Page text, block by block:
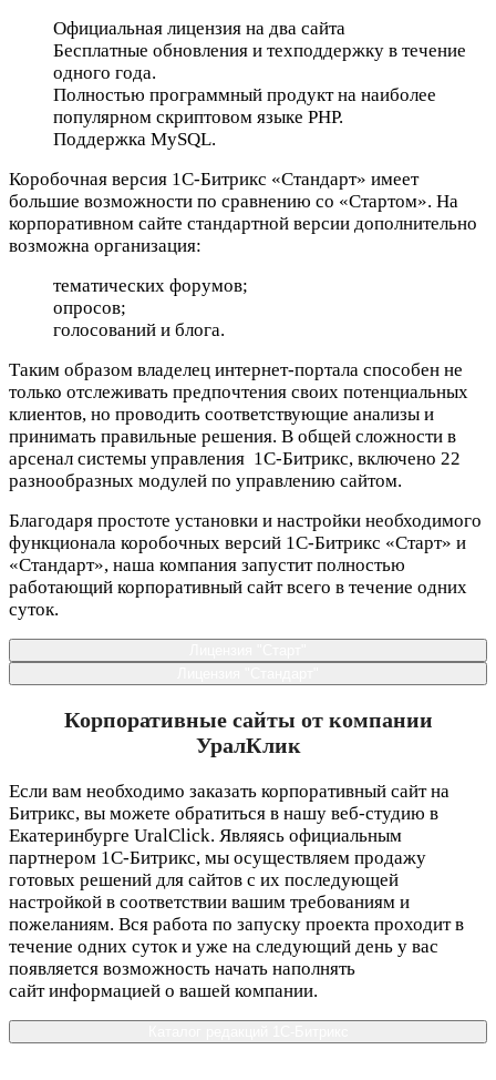
Официальная лицензия на два сайта
Бесплатные обновления и техподдержку в течение
одного года.
Полностью программный продукт на наиболее
популярном скриптовом языке PHP.
Поддержка MySQL.
Коробочная версия 1С-Битрикс «Стандарт» имеет
большие возможности по сравнению со «Стартом». На
корпоративном сайте стандартной версии дополнительно
возможна организация:
тематических форумов;
опросов;
голосований и блога.
Таким образом владелец интернет-портала способен не
только отслеживать предпочтения своих потенциальных
клиентов, но проводить соответствующие анализы и
принимать правильные решения. В общей сложности в
арсенал системы управления 1С-Битрикс, включено 22
разнообразных модулей по управлению сайтом.
Благодаря простоте установки и настройки необходимого
функционала коробочных версий 1С-Битрикс «Старт» и
«Стандарт», наша компания запустит полностью
работающий корпоративный сайт всего в течение одних
суток.
Корпоративные сайты от компании
УралКлик
Если вам необходимо заказать корпоративный сайт на
Битрикс, вы можете обратиться в нашу веб-студию в
Екатеринбурге UralClick. Являясь официальным
партнером 1С-Битрикс, мы осуществляем продажу
готовых решений для сайтов с их последующей
настройкой в соответствии вашим требованиям и
пожеланиям. Вся работа по запуску проекта проходит в
течение одних суток и уже на следующий день у вас
появляется возможность начать наполнять
сайт информацией о вашей компании.